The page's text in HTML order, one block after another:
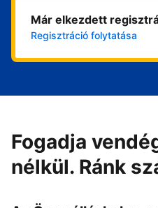
Már elkezdett
Regisztráció folytatása
Fogadja
nélkül. Ránk